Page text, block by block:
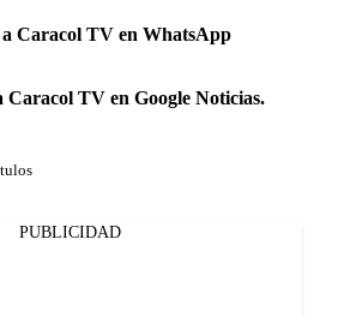
a Caracol TV en WhatsApp
Caracol TV en Google Noticias.
PUBLICIDAD